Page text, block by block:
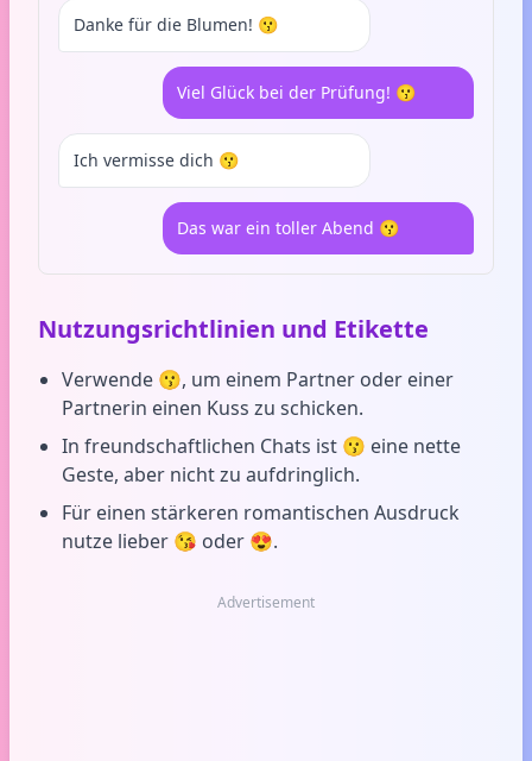
Danke für die Blumen! 😗
Viel Glück bei der Prüfung! 😗
Ich vermisse dich 😗
Das war ein toller Abend 😗
Nutzungsrichtlinien und Etikette
Verwende 😗, um einem Partner oder einer
Partnerin einen Kuss zu schicken.
In freundschaftlichen Chats ist 😗 eine nette
Geste, aber nicht zu aufdringlich.
Für einen stärkeren romantischen Ausdruck
nutze lieber 😘 oder 😍.
Advertisement